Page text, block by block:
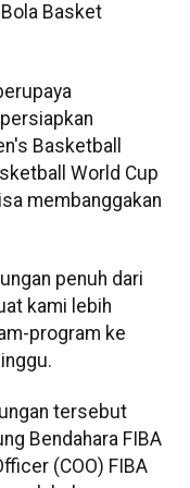
Basket
Basketball
World Cup
membanggakan
penuh dari
kami lebih
program ke
tersebut
Bendahara FIBA
(COO) FIBA